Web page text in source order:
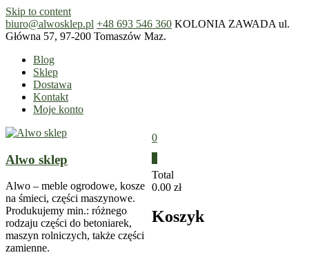
Skip to content
biuro@alwosklep.pl +48 693 546 360 KOLONIA ZAWADA ul.
Główna 57, 97-200 Tomaszów Maz.
Blog
Sklep
Dostawa
Kontakt
Moje konto
Alwo sklep
Alwo – meble ogrodowe, kosze
na śmieci, części maszynowe.
Produkujemy min.: różnego
rodzaju części do betoniarek,
maszyn rolniczych, także części
zamienne.
0
Total
0.00 zł
Koszyk